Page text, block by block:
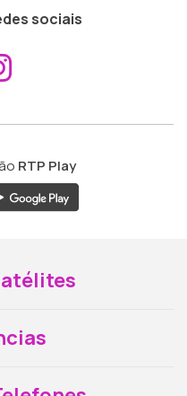
sociais
ao
RTP Play